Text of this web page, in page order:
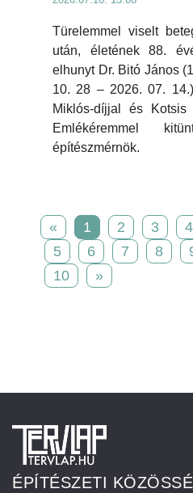
Türelemmel viselt
után, életének 88.
elhunyt Dr. Bitó János
10. 28 – 2026. 07.
Miklós-díjjal és Kotsis
Emlékéremmel
építészmérnök.
« 1 2 3
4
5
6 7 8
10
»
ÉPÍTÉSZETI